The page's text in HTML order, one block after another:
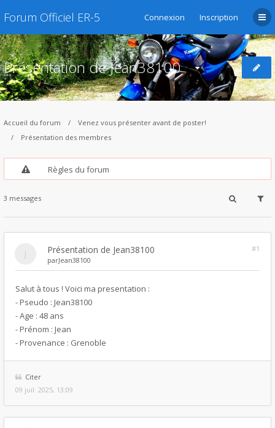
Forum Officiel ER-5 Connexion Inscription
Présentation de Jean38100
Accueil du forum
Venez vous présenter avant de poster!
Présentation des membres
Règles du forum
3 messages
Présentation de Jean38100
#1
parJean38100
Salut à tous ! Voici ma presentation :
- Pseudo : Jean38100
- Age : 48 ans
- Prénom : Jean
- Provenance : Grenoble
Citer
09 juil. 2025, 13:09